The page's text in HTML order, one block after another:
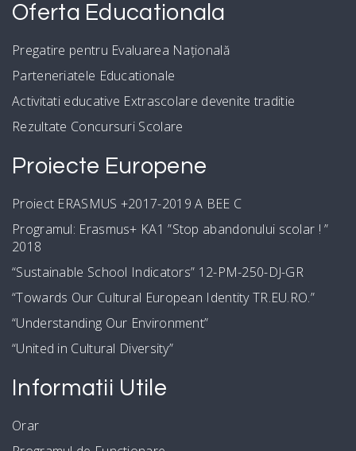
Oferta Educationala
Pregatire pentru Evaluarea Națională
Parteneriatele Educationale
Activitati educative Extrascolare devenite traditie
Rezultate Concursuri Scolare
Proiecte Europene
Proiect ERASMUS +2017-2019 A BEE C
Programul: Erasmus+ KA1 ”Stop abandonului scolar ! ”
2018
“Sustainable School Indicators” 12-PM-250-DJ-GR
“Towards Our Cultural European Identity TR.EU.RO.”
“Understanding Our Environment”
“United in Cultural Diversity”
Informatii Utile
Orar